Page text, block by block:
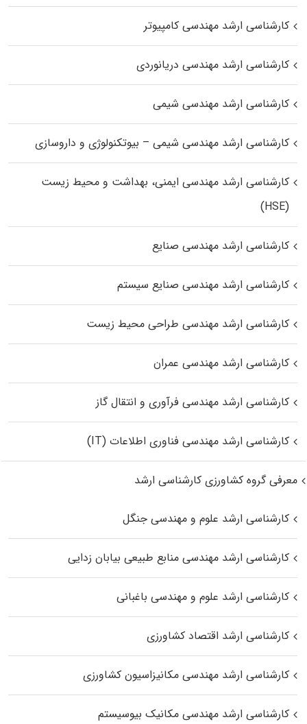
کارشناسی ارشد مهندسی کامپیوتر
کارشناسی ارشد مهندسی دریانوردی
کارشناسی ارشد مهندسی شیمی
کارشناسی ارشد مهندسی شیمی – بیوتکنولوژی و داروسازی
کارشناسی ارشد مهندسی ایمنی، بهداشت و محیط زیست
(HSE)
کارشناسی ارشد مهندسی صنایع
کارشناسی ارشد مهندسی صنایع سیستم
کارشناسی ارشد مهندسی طراحی محیط زیست
کارشناسی ارشد مهندسی عمران
کارشناسی ارشد مهندسی فرآوری و انتقال گاز
کارشناسی ارشد مهندسی فناوری اطلاعات (IT)
معرفی گروه کشاورزی کارشناسی ارشد
کارشناسی ارشد علوم و مهندسی جنگل
کارشناسی ارشد مهندسی منابع طبیعی بیابان زدایی
کارشناسی ارشد علوم و مهندسی باغبانی
کارشناسی ارشد اقتصاد کشاورزی
کارشناسی ارشد مهندسی مکانیزاسیون کشاورزی
کارشناسی ارشد مهندسی مکانیک بیوسیستم